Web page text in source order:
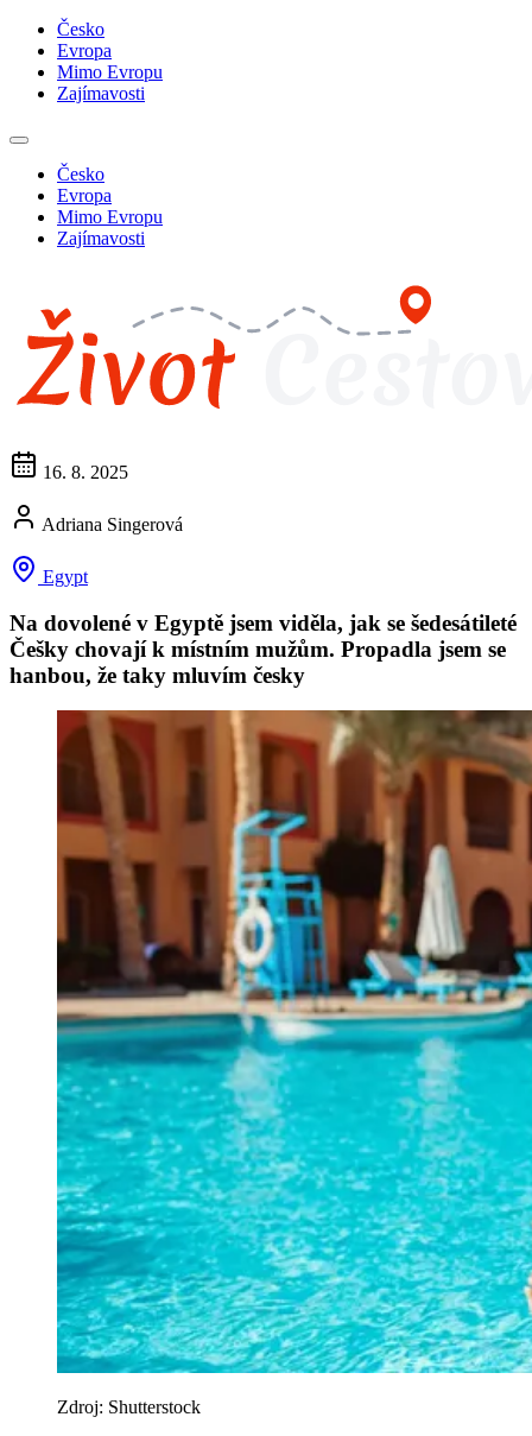
Česko
Evropa
Mimo Evropu
Zajímavosti
Česko
Evropa
Mimo Evropu
Zajímavosti
16. 8. 2025
Adriana Singerová
Egypt
Na dovolené v Egyptě jsem viděla, jak se šedesátileté
Češky chovají k místním mužům. Propadla jsem se
hanbou, že taky mluvím česky
Zdroj: Shutterstock